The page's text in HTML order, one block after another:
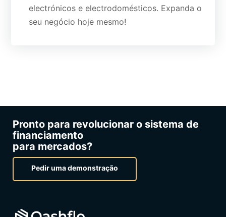
electrónicos e electrodomésticos. Expanda o
seu negócio hoje mesmo!
Pronto para revolucionar o sistema de
financiamento
para mercados?
Pedir uma demonstração